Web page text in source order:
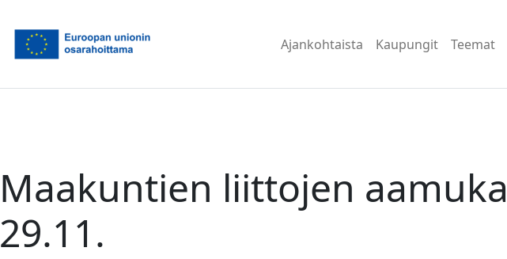
Ajankohtaista Kaupungit Teemat
Maakuntien liittojen
29.11.